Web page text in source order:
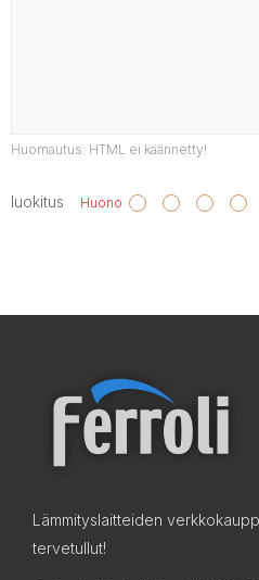
Huomautus: HTML ei käännetty!
luokitus Huono
Lämmityslaitteiden
tervetullut!